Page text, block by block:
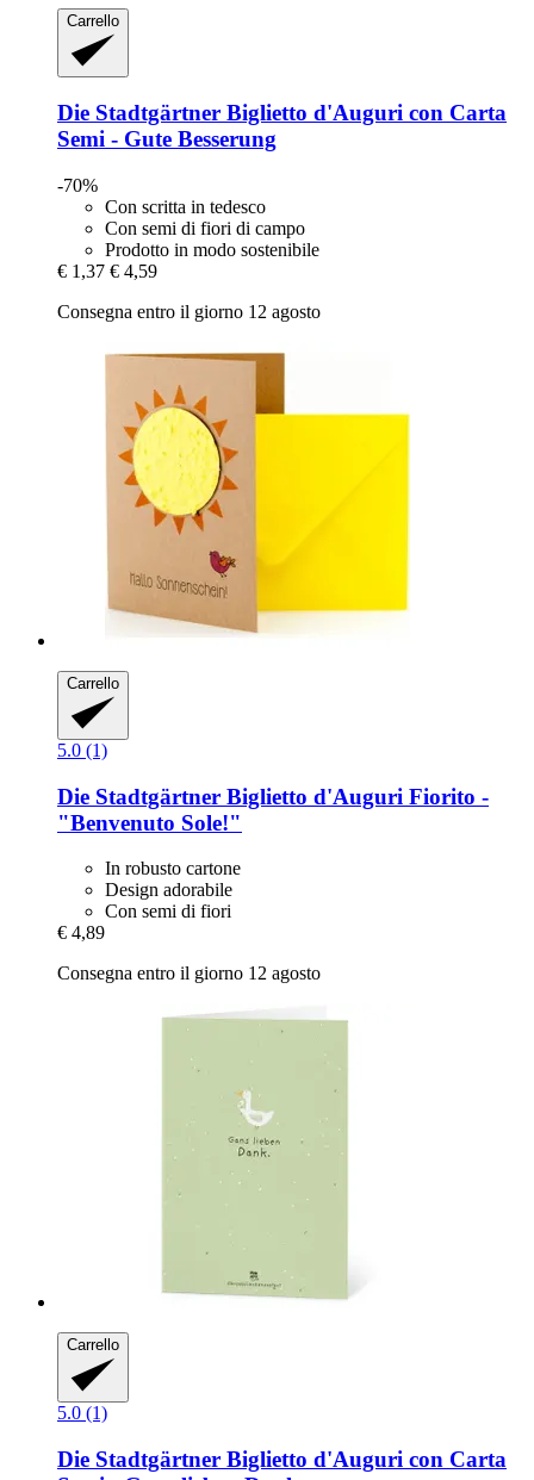
Carrello
Die Stadtgärtner Biglietto d'Auguri con Carta
Semi -​ Gute Besserung
-70%
Con scritta in tedesco
Con semi di fiori di campo
Prodotto in modo sostenibile
€ 1,37 € 4,59
Consegna entro il giorno 12 agosto
Carrello
5.0 (1)
Die Stadtgärtner Biglietto d'Auguri Fiorito -​
"Benvenuto Sole!"
In robusto cartone
Design adorabile
Con semi di fiori
€ 4,89
Consegna entro il giorno 12 agosto
Carrello
5.0 (1)
Die Stadtgärtner Biglietto d'Auguri con Carta